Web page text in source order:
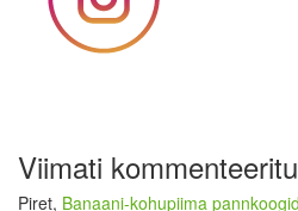
Viimati
Piret, Banaani-kohupiima pannkoogid